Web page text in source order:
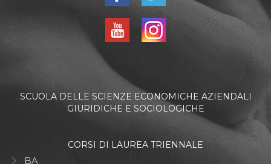
SCUOLA DELLE SCIENZE ECONOMICHE AZIENDALI
GIURIDICHE E SOCIOLOGICHE
CORSI DI LAUREA TRIENNALE
BA